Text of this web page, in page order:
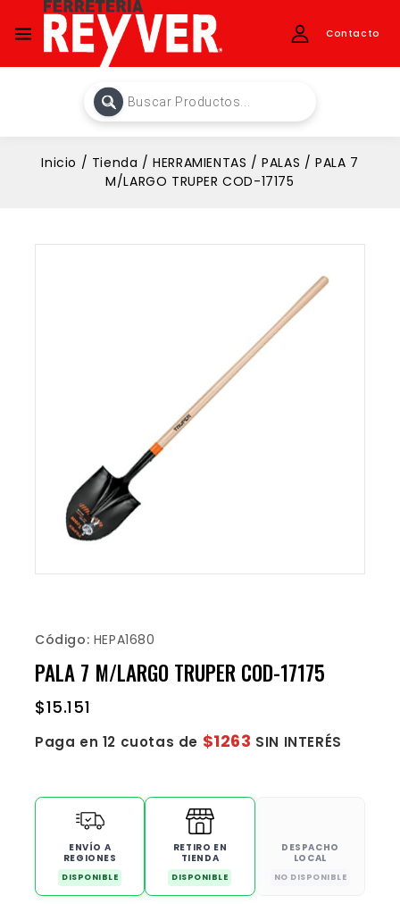
Contacto
Inicio / Tienda / HERRAMIENTAS / PALAS / PALA 7
M/LARGO TRUPER COD-17175
Código: HEPA1680
PALA 7 M/LARGO TRUPER COD-17175
$15.151
Paga en 12 cuotas de $1263 SIN INTERÉS
ENVÍO A
REGIONES
DISPONIBLE
RETIRO EN
TIENDA
DISPONIBLE
DESPACHO
LOCAL
NO DISPONIBLE